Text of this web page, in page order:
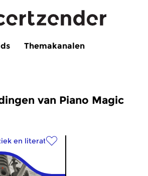
Themakanalen
van Piano Magic
en literatuur